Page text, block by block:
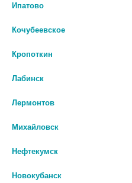
ОБЛАСТИ МОЛОЧНЫХ ЖЕЛЕЗ
Ипатово
Кочубеевское
Кропоткин
Лабинск
Лермонтов
Михайловск
Нефтекумск
Новокубанск